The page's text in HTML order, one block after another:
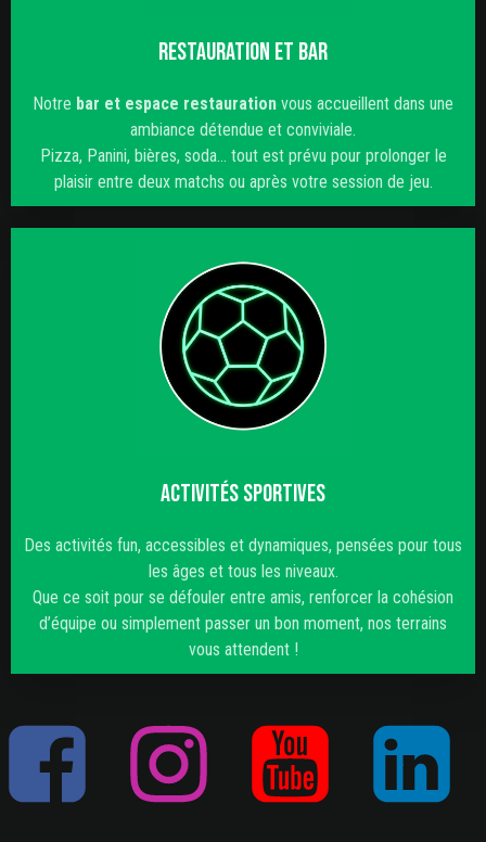
RESTAURATION ET BAR
Notre bar et espace restauration vous accueillent dans une
ambiance détendue et conviviale.
Pizza, Panini, bières, soda… tout est prévu pour prolonger le
plaisir entre deux matchs ou après votre session de jeu.
ACTIVITÉS SPORTIVES
Des activités fun, accessibles et dynamiques, pensées pour tous
les âges et tous les niveaux.
Que ce soit pour se défouler entre amis, renforcer la cohésion
d’équipe ou simplement passer un bon moment, nos terrains
vous attendent !